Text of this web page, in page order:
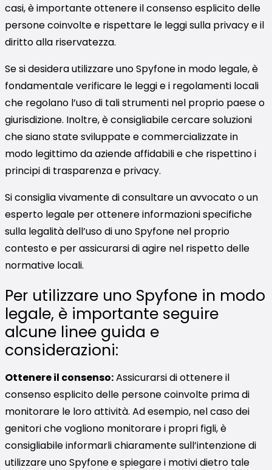
casi, è importante ottenere il consenso esplicito delle
persone coinvolte e rispettare le leggi sulla privacy e il
diritto alla riservatezza.
Se si desidera utilizzare uno Spyfone in modo legale, è
fondamentale verificare le leggi e i regolamenti locali
che regolano l’uso di tali strumenti nel proprio paese o
giurisdizione. Inoltre, è consigliabile cercare soluzioni
che siano state sviluppate e commercializzate in
modo legittimo da aziende affidabili e che rispettino i
principi di trasparenza e privacy.
Si consiglia vivamente di consultare un avvocato o un
esperto legale per ottenere informazioni specifiche
sulla legalità dell’uso di uno Spyfone nel proprio
contesto e per assicurarsi di agire nel rispetto delle
normative locali.
Per utilizzare uno Spyfone in modo
legale, è importante seguire
alcune linee guida e
considerazioni:
Ottenere il consenso:Assicurarsi di ottenere il
consenso esplicito delle persone coinvolte prima di
monitorare le loro attività. Ad esempio, nel caso dei
genitori che vogliono monitorare i propri figli, è
consigliabile informarli chiaramente sull’intenzione di
utilizzare uno Spyfone e spiegare i motivi dietro tale